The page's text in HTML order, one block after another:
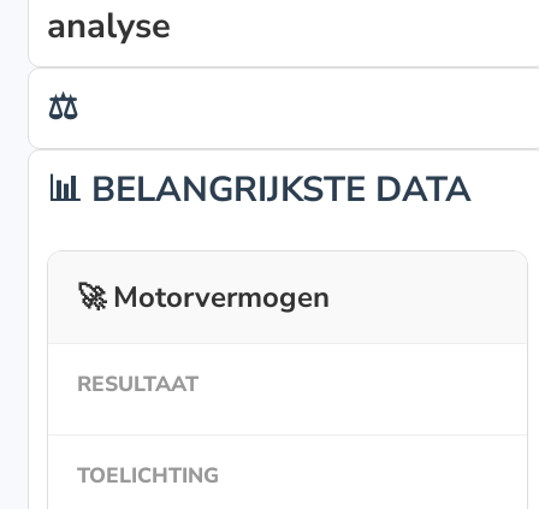
analyse
⚖️
📊 BELANGRIJKSTE DATA
🚀 Motorvermogen